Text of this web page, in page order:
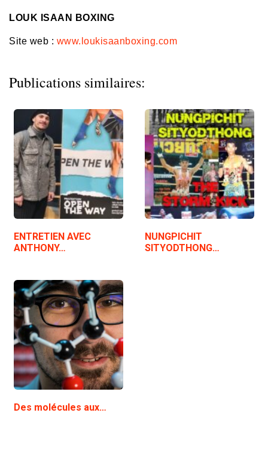
LOUK ISAAN BOXING
Site web : www.loukisaanboxing.com
Publications similaires:
ENTRETIEN AVEC
ANTHONY…
NUNGPICHIT
SITYODTHONG…
Des molécules aux…